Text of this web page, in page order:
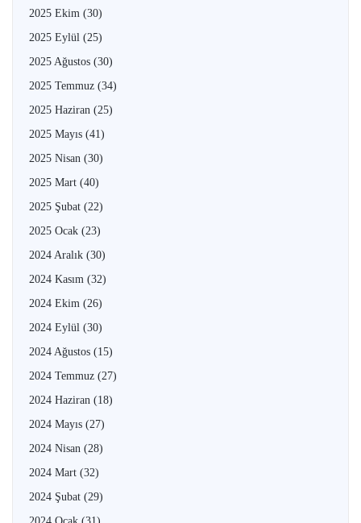
2025 Ekim (30)
2025 Eylül (25)
2025 Ağustos (30)
2025 Temmuz (34)
2025 Haziran (25)
2025 Mayıs (41)
2025 Nisan (30)
2025 Mart (40)
2025 Şubat (22)
2025 Ocak (23)
2024 Aralık (30)
2024 Kasım (32)
2024 Ekim (26)
2024 Eylül (30)
2024 Ağustos (15)
2024 Temmuz (27)
2024 Haziran (18)
2024 Mayıs (27)
2024 Nisan (28)
2024 Mart (32)
2024 Şubat (29)